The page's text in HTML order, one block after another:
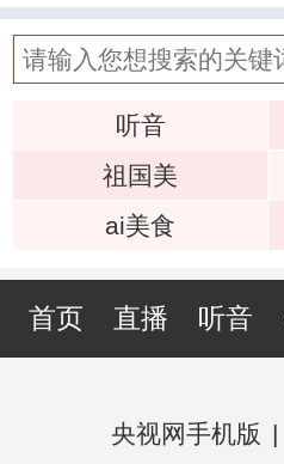
听音
祖国美
ai美食
首页 直播 听音
央视网手机版 |